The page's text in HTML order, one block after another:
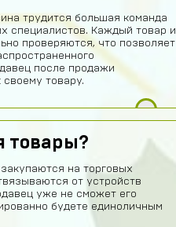
трудится большая команда
специалистов. Каждый товар и
проверяются, что позволяет
после продажи
своему товару.
товары?
на торговых
от устройств
уже не сможет его
будете единоличным